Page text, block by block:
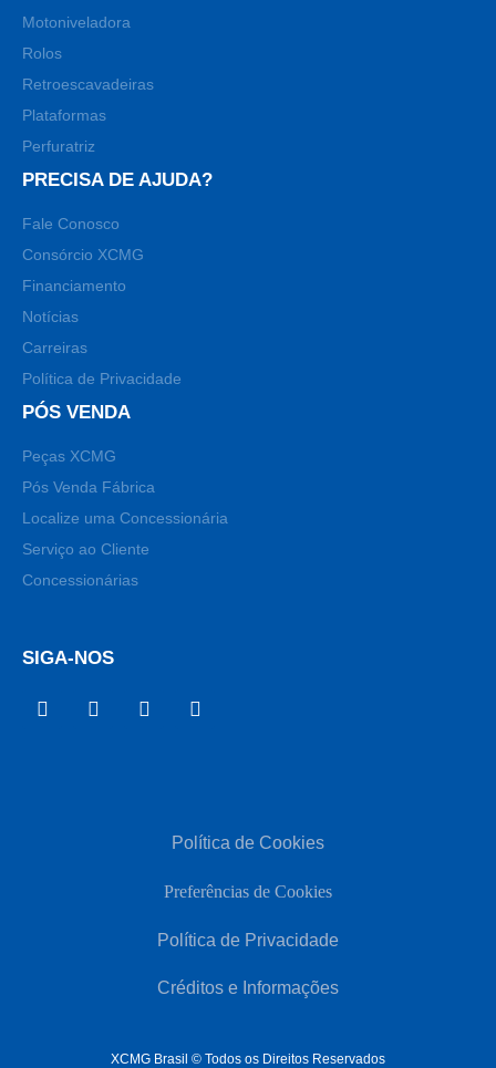
Motoniveladora
Rolos
Retroescavadeiras
Plataformas
Perfuratriz
PRECISA DE AJUDA?
Fale Conosco
Consórcio XCMG
Financiamento
Notícias
Carreiras
Política de Privacidade
PÓS VENDA
Peças XCMG
Pós Venda Fábrica
Localize uma Concessionária
Serviço ao Cliente
Concessionárias
SIGA-NOS
Política de Cookies
Preferências de Cookies
Política de Privacidade
Créditos e Informações
XCMG Brasil © Todos os Direitos Reservados